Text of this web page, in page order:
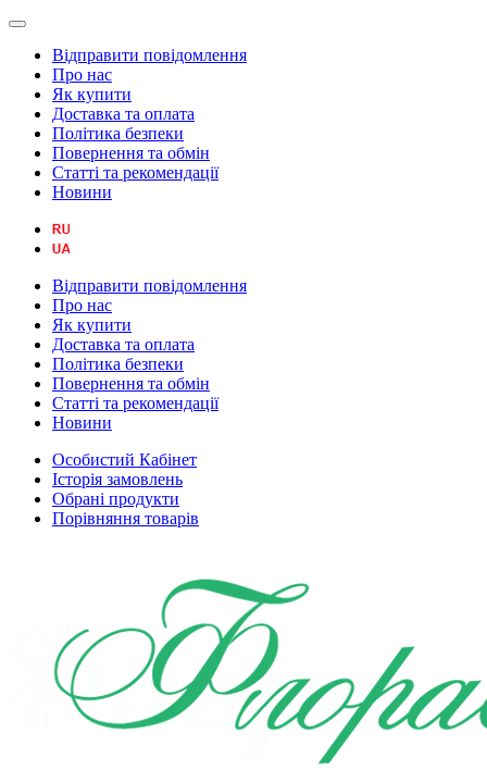
Відправити повідомлення
Про нас
Як купити
Доставка та оплата
Політика безпеки
Повернення та обмін
Статті та рекомендації
Новини
Відправити повідомлення
Про нас
Як купити
Доставка та оплата
Політика безпеки
Повернення та обмін
Статті та рекомендації
Новини
Особистий Кабінет
Історія замовлень
Обрані продукти
Порівняння товарів